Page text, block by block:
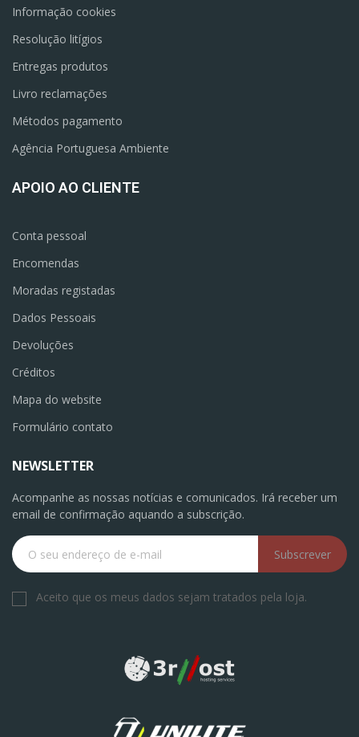
Informação cookies
Resolução litígios
Entregas produtos
Livro reclamações
Métodos pagamento
Agência Portuguesa Ambiente
APOIO AO CLIENTE
Conta pessoal
Encomendas
Moradas registadas
Dados Pessoais
Devoluções
Créditos
Mapa do website
Formulário contato
NEWSLETTER
Acompanhe as nossas notícias e comunicados. Irá receber um
email de confirmação aquando a subscrição.
Subscrever
Aceito que os meus dados sejam tratados pela loja.